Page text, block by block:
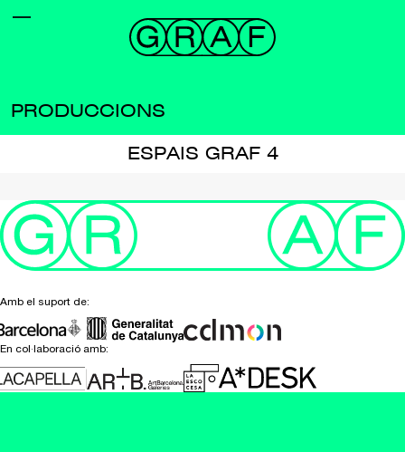
PRODUCCIONS
ESPAIS GRAF 4
Amb el suport de:
En col·laboració amb: